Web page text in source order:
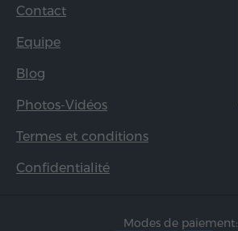
Contact
Equipe
Blog
Photos-Vidéos
Termes et conditions
Confidentialité
Modes de paiement: